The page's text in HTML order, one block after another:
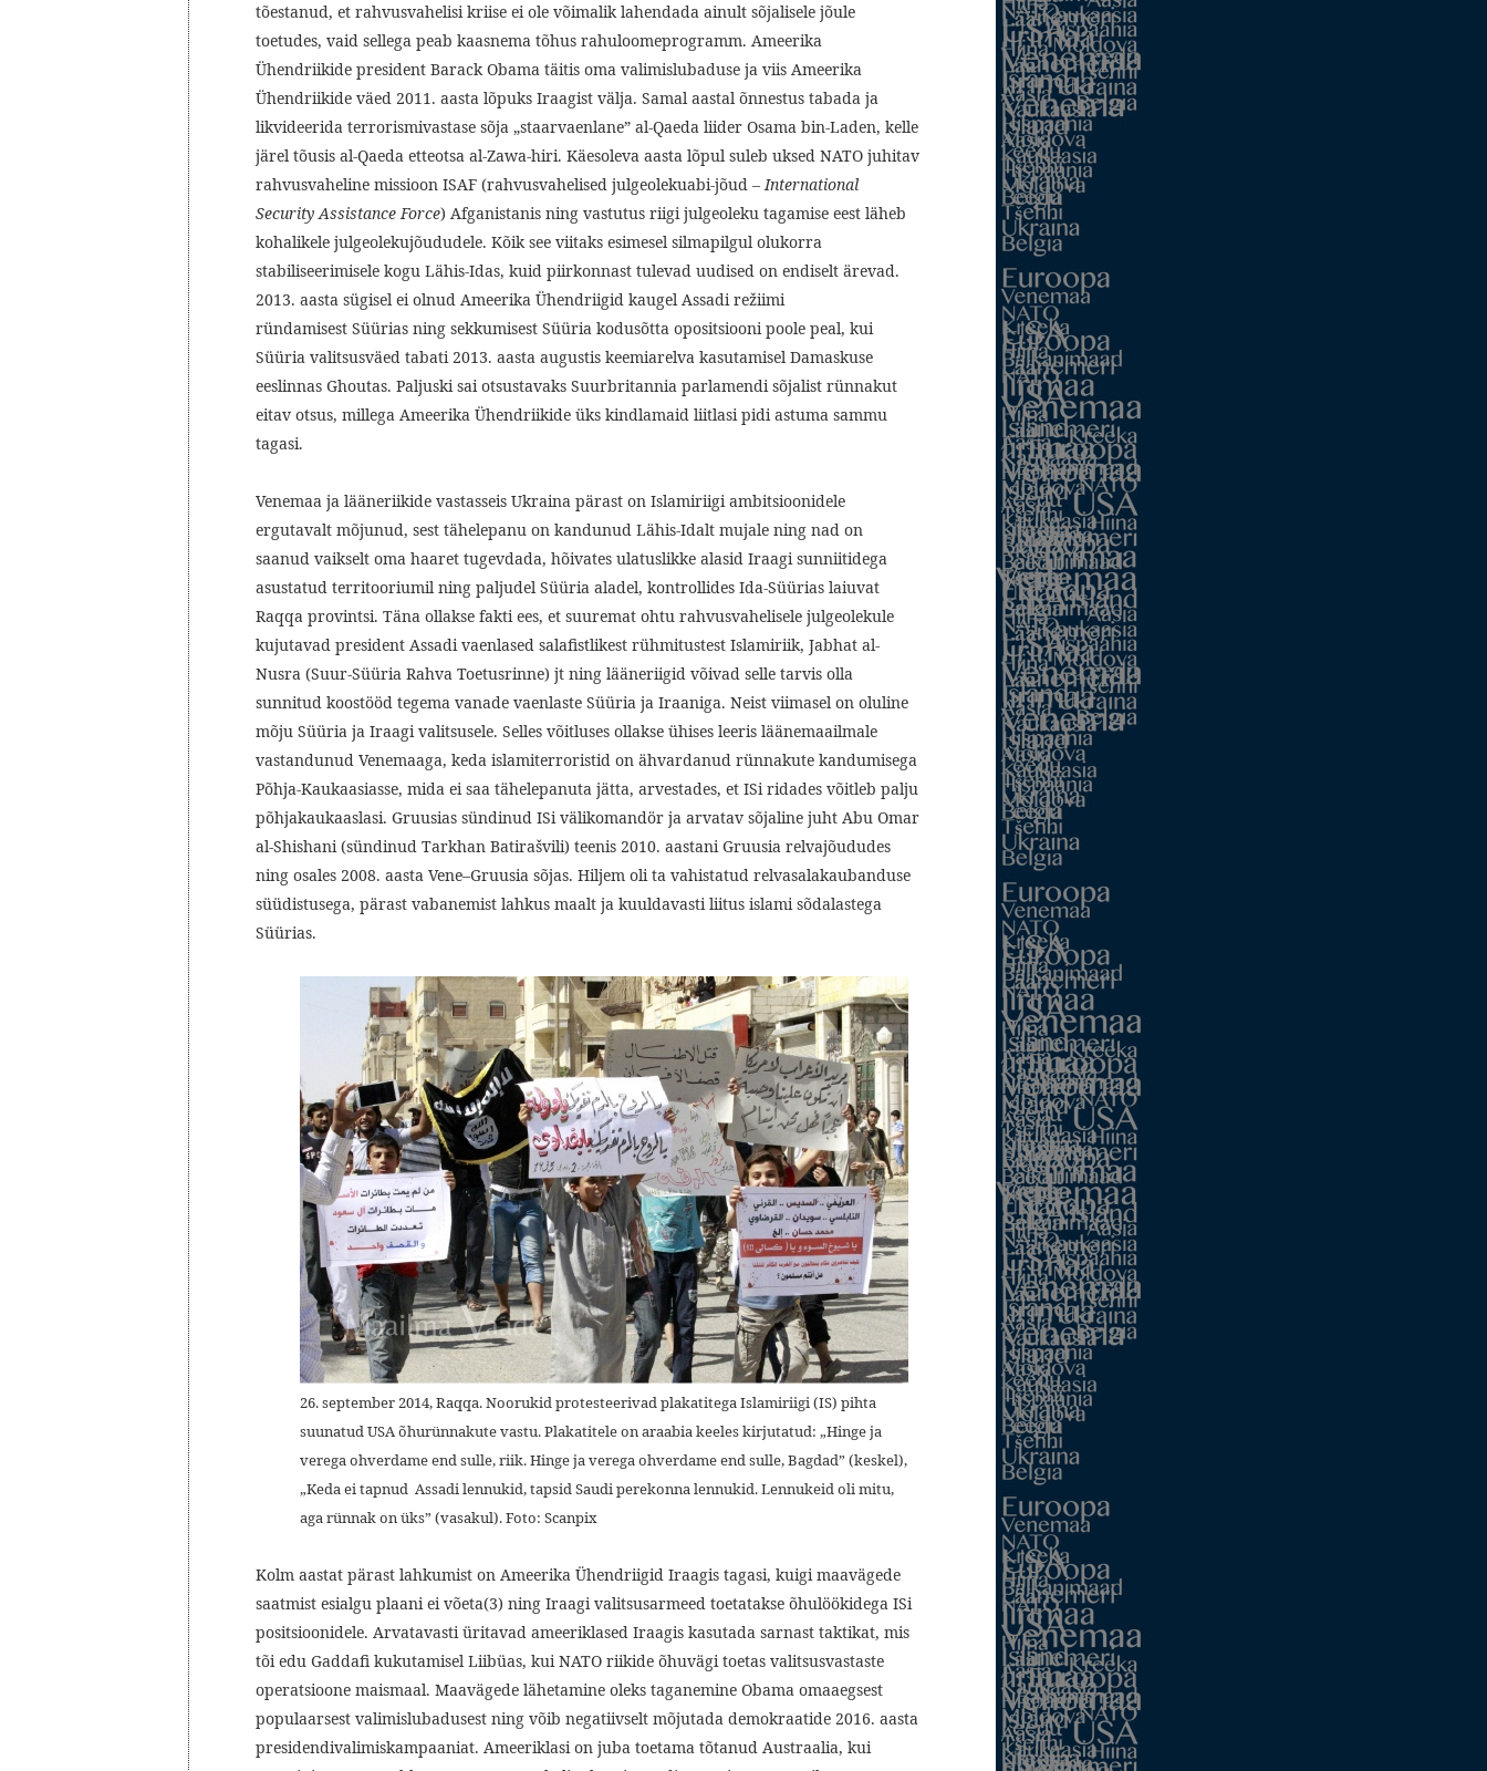
tõestanud, et rahvusvahelisi kriise ei ole võimalik lahendada ainult sõjalisele jõule
toetudes, vaid sellega peab kaasnema tõhus rahuloomeprogramm. Ameerika
Ühendriikide president Barack Obama täitis oma valimislubaduse ja viis Ameerika
Ühendriikide väed 2011. aasta lõpuks Iraagist välja. Samal aastal õnnestus tabada ja
likvideerida terrorismivastase sõja „staarvaenlane” al-Qaeda liider Osama bin-Laden, kelle
järel tõusis al-Qaeda etteotsa al-Zawa-hiri. Käesoleva aasta lõpul suleb uksed NATO juhitav
rahvusvaheline missioon ISAF (rahvusvahelised julgeolekuabi-jõud –International
Security Assistance Force) Afganistanis ning vastutus riigi julgeoleku tagamise eest läheb
kohalikele julgeolekujõududele. Kõik see viitaks esimesel silmapilgul olukorra
stabiliseerimisele kogu Lähis-Idas, kuid piirkonnast tulevad uudised on endiselt ärevad.
2013. aasta sügisel ei olnud Ameerika Ühendriigid kaugel Assadi režiimi
ründamisest Süürias ning sekkumisest Süüria kodusõtta opositsiooni poole peal, kui
Süüria valitsusväed tabati 2013. aasta augustis keemiarelva kasutamisel Damaskuse
eeslinnas Ghoutas. Paljuski sai otsustavaks Suurbritannia parlamendi sõjalist rünnakut
eitav otsus, millega Ameerika Ühendriikide üks kindlamaid liitlasi pidi astuma sammu
tagasi.
Venemaa ja lääneriikide vastasseis Ukraina pärast on Islamiriigi ambitsioonidele
ergutavalt mõjunud, sest tähelepanu on kandunud Lähis-Idalt mujale ning nad on
saanud vaikselt oma haaret tugevdada, hõivates ulatuslikke alasid Iraagi sunniitidega
asustatud territooriumil ning paljudel Süüria aladel, kontrollides Ida-Süürias laiuvat
Raqqa provintsi. Täna ollakse fakti ees, et suuremat ohtu rahvusvahelisele julgeolekule
kujutavad president Assadi vaenlased salafistlikest rühmitustest Islamiriik, Jabhat al-
Nusra (Suur-Süüria Rahva Toetusrinne) jt ning lääneriigid võivad selle tarvis olla
sunnitud koostööd tegema vanade vaenlaste Süüria ja Iraaniga. Neist viimasel on oluline
mõju Süüria ja Iraagi valitsusele. Selles võitluses ollakse ühises leeris läänemaailmale
vastandunud Venemaaga, keda islamiterroristid on ähvardanud rünnakute kandumisega
Põhja-Kaukaasiasse, mida ei saa tähelepanuta jätta, arvestades, et ISi ridades võitleb palju
põhjakaukaaslasi. Gruusias sündinud ISi välikomandör ja arvatav sõjaline juht Abu Omar
al-Shishani (sündinud Tarkhan Batirašvili) teenis 2010. aastani Gruusia relvajõududes
ning osales 2008. aasta Vene–Gruusia sõjas. Hiljem oli ta vahistatud relvasalakaubanduse
süüdistusega, pärast vabanemist lahkus maalt ja kuuldavasti liitus islami sõdalastega
Süürias.
26. september 2014, Raqqa. Noorukid protesteerivad plakatitega Islamiriigi (IS) pihta
suunatud USA õhurünnakute vastu. Plakatitele on araabia keeles kirjutatud: „Hinge ja
verega ohverdame end sulle, riik. Hinge ja verega ohverdame end sulle, Bagdad” (keskel),
„Keda ei tapnud Assadi lennukid, tapsid Saudi perekonna lennukid. Lennukeid oli mitu,
aga rünnak on üks” (vasakul). Foto: Scanpix
Kolm aastat pärast lahkumist on Ameerika Ühendriigid Iraagis tagasi, kuigi maavägede
saatmist esialgu plaani ei võeta(3) ning Iraagi valitsusarmeed toetatakse õhulöökidega ISi
positsioonidele. Arvatavasti üritavad ameeriklased Iraagis kasutada sarnast taktikat, mis
tõi edu Gaddafi kukutamisel Liibüas, kui NATO riikide õhuvägi toetas valitsusvastaste
operatsioone maismaal. Maavägede lähetamine oleks taganemine Obama omaaegsest
populaarsest valimislubadusest ning võib negatiivselt mõjutada demokraatide 2016. aasta
presidendivalimiskampaaniat. Ameeriklasi on juba toetama tõtanud Austraalia, kui